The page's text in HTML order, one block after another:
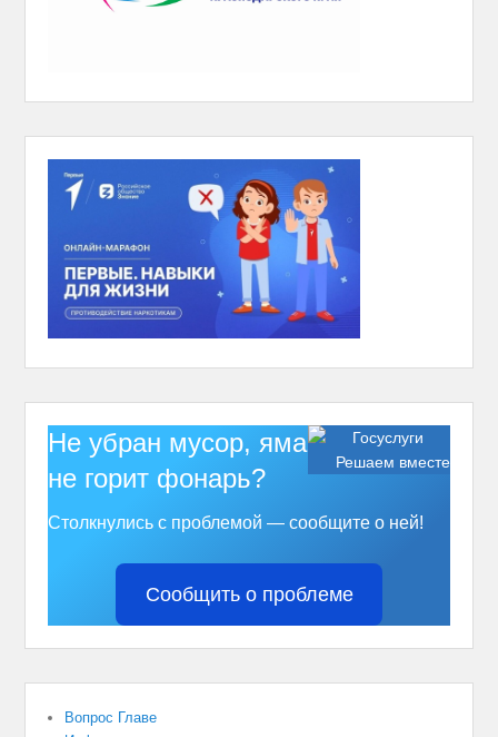
Решаем вместе
Не убран мусор, яма на дороге,
не горит фонарь?
Столкнулись с проблемой — сообщите о ней!
Сообщить о проблеме
Вопрос Главе